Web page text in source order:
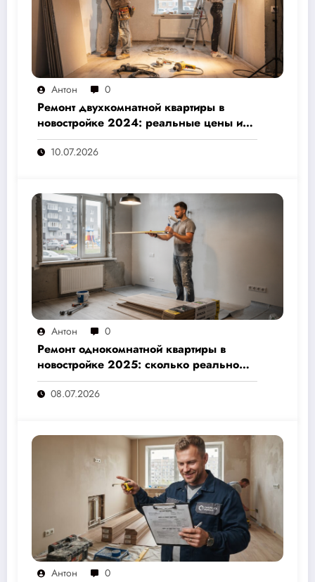
Антон 0
Ремонт двухкомнатной квартиры в
новостройке 2024: реальные цены и
скрытые расходы, которые вам не
назовут подрядчики
10.07.2026
Антон 0
Ремонт однокомнатной квартиры в
новостройке 2025: сколько реально
стоит и как не переплатить — полный
расчёт от 500 000 рублей
08.07.2026
Антон 0